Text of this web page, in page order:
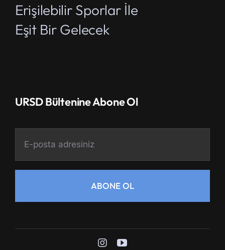
Erişilebilir Sporlar İle
Eşit Bir Gelecek
URSD Bültenine Abone Ol
ABONE OL